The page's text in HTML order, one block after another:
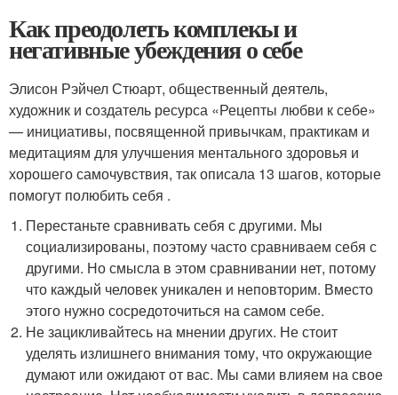
Как преодолеть комплекы и
негативные убеждения о себе
Элисон Рэйчел Стюарт, общественный деятель,
художник и создатель ресурса «Рецепты любви к себе»
— инициативы, посвященной привычкам, практикам и
медитациям для улучшения ментального здоровья и
хорошего самочувствия, так описала 13 шагов, которые
помогут полюбить себя .
Перестаньте сравнивать себя с другими. Мы
социализированы, поэтому часто сравниваем себя с
другими. Но смысла в этом сравнивании нет, потому
что каждый человек уникален и неповторим. Вместо
этого нужно сосредоточиться на самом себе.
Не зацикливайтесь на мнении других. Не стоит
уделять излишнего внимания тому, что окружающие
думают или ожидают от вас. Мы сами влияем на свое